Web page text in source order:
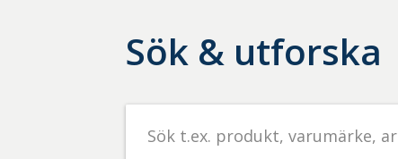
Sök & utforska
Sök